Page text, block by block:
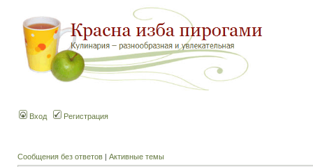
Вход Регистрация
Сообщения без ответов | Активные темы